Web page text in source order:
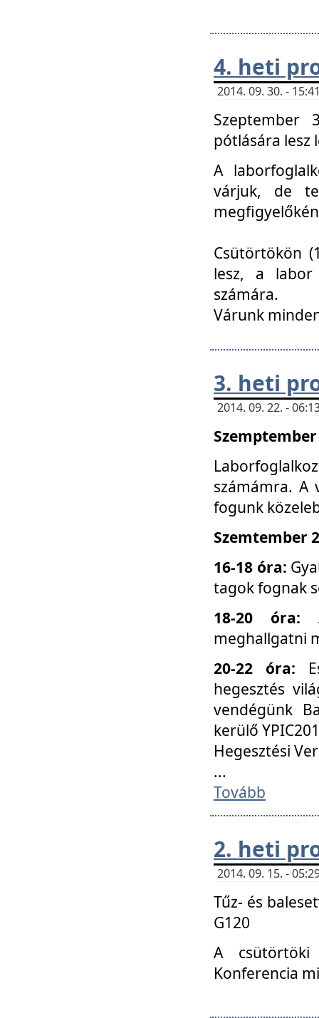
4. heti
2014. 09. 30. -
Szeptember
pótlására lesz
A
várjuk, de
Csütörtökön
lesz, a labor
számára.
Várunk
3. heti
2014. 09. 22. -
számámra. A
fogunk
Szemtember
16-18 óra:
tagok fognak
18-20 óra:
meghallgatni
20-22 óra:
hegesztés
vendégünk
kerülő
Hegesztési
...
Tovább
2. heti
2014. 09. 15. -
Tűz- és
G120
A csütörtöki
Konferencia